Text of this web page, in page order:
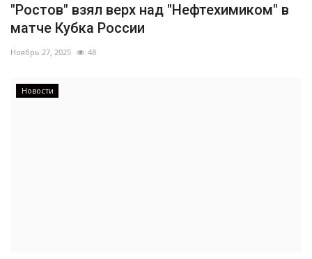
"Ростов" взял верх над "Нефтехимиком" в
матче Кубка России
Ноябрь 27, 2025 48
Новости